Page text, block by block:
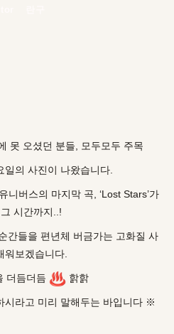
못 오셨던 분들, 모두모두 주목
일의 사진이 나왔습니다.
니버스의 마지막 곡, ‘Lost Stars’가
시간까지..!
간들을 편년체 버금가는 고화질 사
워보겠습니다.
더듬더듬 ♨️ 핡핡
라고 미리 말해두는 바입니다 ※